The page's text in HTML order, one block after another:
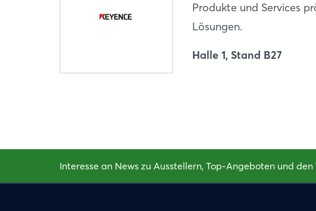
Produkte und Services
Lösungen.
Halle 1, Stand B27
Interesse an News zu Ausstellern, Top-Angeboten und den